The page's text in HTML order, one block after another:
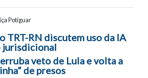
Potiguar
entre posts
TRT-RN discutem uso da IA
jurisdicional
veto de Lula e volta a
de presos